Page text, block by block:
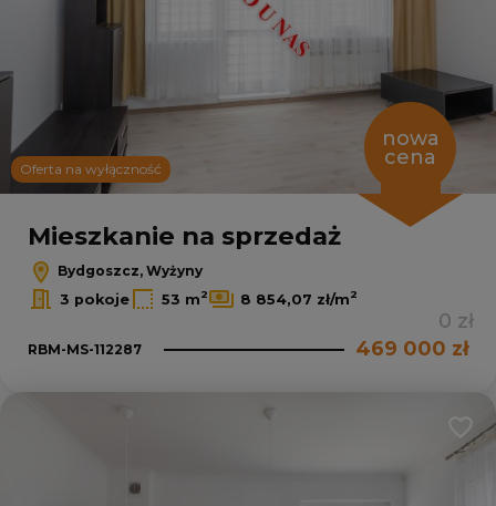
Leaflet|© OpenMapTiles© OpenStreetMap contributors
Oferta na wyłączność
nowa
cena
Mieszkanie na sprzedaż
Bydgoszcz, Wyżyny
3 pokoje
53 m2 8 854,07 zł/m2
0 zł
RBM-MS-112287 469 000 zł